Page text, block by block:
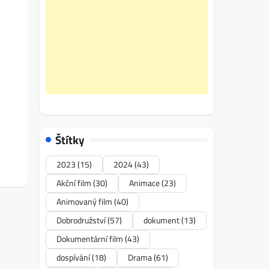
Štítky
2023(15) 2024(43)
Akční film(30) Animace(23)
Animovaný film(40)
Dobrodružství(57) dokument(13)
Dokumentární film(43)
dospívání(18) Drama(61)